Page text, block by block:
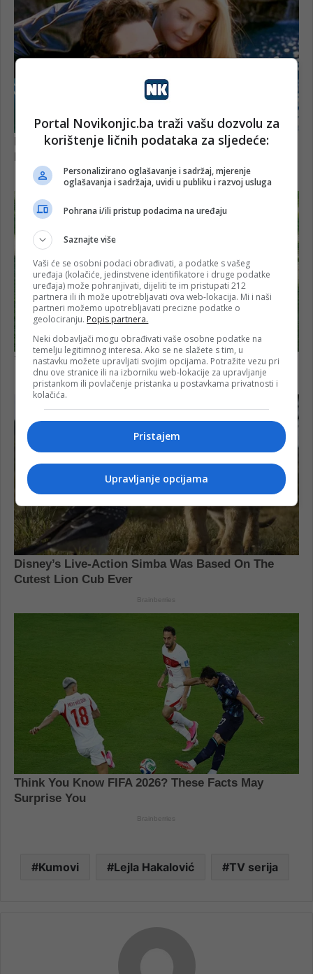
Kumovi Lejla Hakalović TV serija
Portal Novikonjic.ba traži vašu dozvolu za
korištenje ličnih podataka za sljedeće:
Personalizirano oglašavanje i sadržaj, mjerenje
oglašavanja i sadržaja, uvidi u publiku i razvoj usluga
Pohrana i/ili pristup podacima na uređaju
Saznajte više
Vaši će se osobni podaci obrađivati, a podatke s vašeg
uređaja (kolačiće, jedinstvene identifikatore i druge podatke
uređaja) može pohranjivati, dijeliti te im pristupati 212
partnera ili ih može upotrebljavati ova web-lokacija. Mi i naši
partneri možemo upotrebljavati precizne podatke o
geolociranju. Popis partnera.
Neki dobavljači mogu obrađivati vaše osobne podatke na
temelju legitimnog interesa. Ako se ne slažete s tim, u
nastavku možete upravljati svojim opcijama. Potražite vezu pri
dnu ove stranice ili na izborniku web-lokacije za upravljanje
pristankom ili povlačenje pristanka u postavkama privatnosti i
kolačića.
Pristajem
Upravljanje opcijama